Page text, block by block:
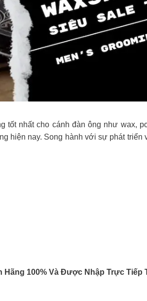
nhất cho cánh đàn ông như wax,
hiện nay. Song hành với sự phát triển
100% Và Được Nhập Trực